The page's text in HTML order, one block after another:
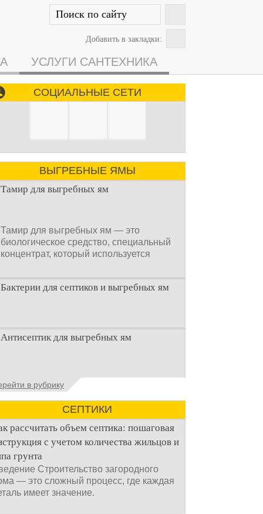
Добавить в закладки:
УСЛУГИ САНТЕХНИКА
СОЦИАЛЬНЫЕ СЕТИ
ВЫГРЕБНЫЕ ЯМЫ
Тамир для выгребных ям
Тамир для выгребных ям — это
биологическое средство, специальный
концентрат, который используется
Бактерии для септиков и выгребных ям
Очистка канализационного стока или
выгребной ямой всегда являлась не
Антисептик для выгребных ям
Общие сведения об антисептиках
Антисептик для выгребных ям – это
специальные препараты, которые
в рубрику
СЕПТИКИ
рассчитать объем септика: пошаговая
с учетом количества жильцов и
грунта
Строительство загородного
— это сложный процесс, где каждая
имеет значение.